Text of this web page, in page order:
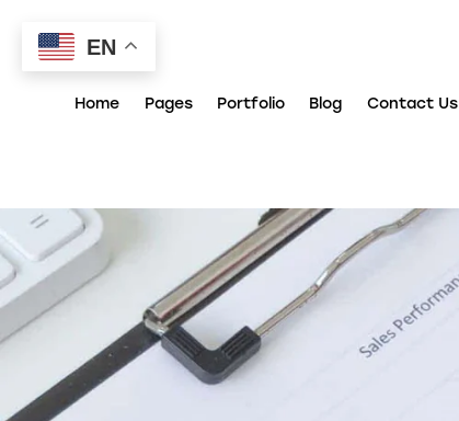
Home Pages Portfolio Blog Contact Us
EN